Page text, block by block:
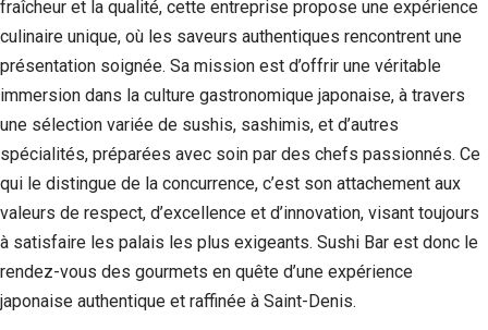
fraîcheur et la qualité, cette entreprise propose une expérience
culinaire unique, où les saveurs authentiques rencontrent une
présentation soignée. Sa mission est d’offrir une véritable
immersion dans la culture gastronomique japonaise, à travers
une sélection variée de sushis, sashimis, et d’autres
spécialités, préparées avec soin par des chefs passionnés. Ce
qui le distingue de la concurrence, c’est son attachement aux
valeurs de respect, d’excellence et d’innovation, visant toujours
à satisfaire les palais les plus exigeants. Sushi Bar est donc le
rendez-vous des gourmets en quête d’une expérience
japonaise authentique et raffinée à Saint-Denis.